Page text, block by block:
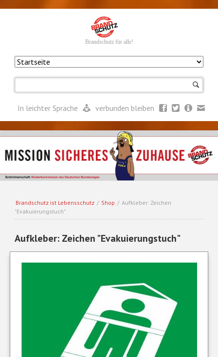
Brandschutz für alle!
In leichter Sprache verbunden bleiben
Brandschutz ist Lebensschutz / Shop / Aufkleber: Zeichen
"Evakuierungstuch"
Aufkleber: Zeichen "Evakuierungstuch"